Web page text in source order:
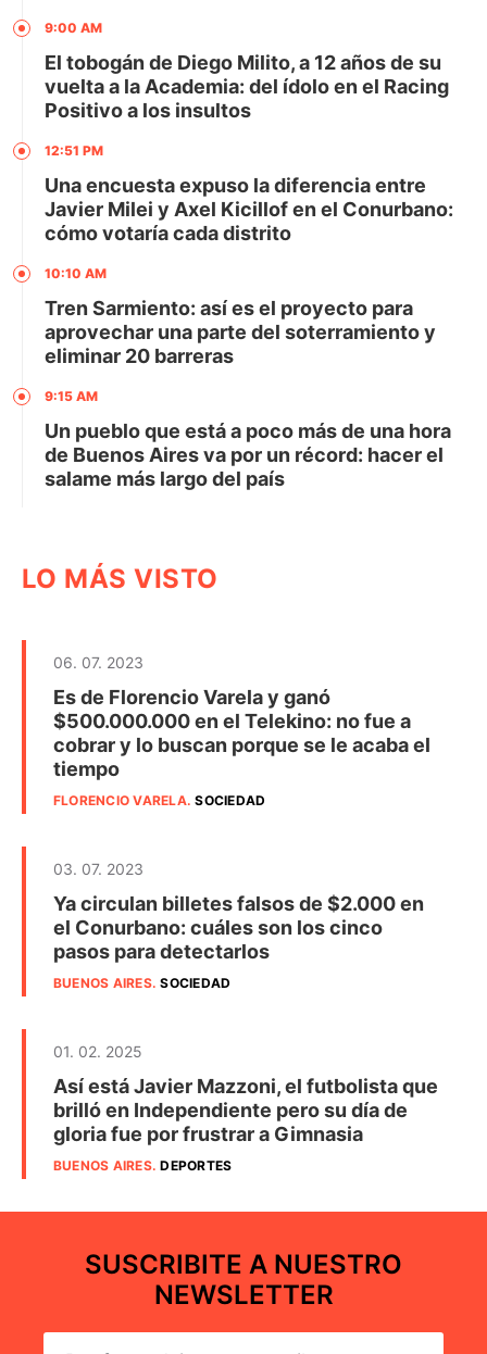
9:00 AM
El tobogán de Diego Milito, a 12 años de su
vuelta a la Academia: del ídolo en el Racing
Positivo a los insultos
12:51 PM
Una encuesta expuso la diferencia entre
Javier Milei y Axel Kicillof en el Conurbano:
cómo votaría cada distrito
10:10 AM
Tren Sarmiento: así es el proyecto para
aprovechar una parte del soterramiento y
eliminar 20 barreras
9:15 AM
Un pueblo que está a poco más de una hora
de Buenos Aires va por un récord: hacer el
salame más largo del país
LO MÁS VISTO
06. 07. 2023
Es de Florencio Varela y ganó
$500.000.000 en el Telekino: no fue a
cobrar y lo buscan porque se le acaba el
tiempo
FLORENCIO VARELA.SOCIEDAD
03. 07. 2023
Ya circulan billetes falsos de $2.000 en
el Conurbano: cuáles son los cinco
pasos para detectarlos
BUENOS AIRES.SOCIEDAD
01. 02. 2025
Así está Javier Mazzoni, el futbolista que
brilló en Independiente pero su día de
gloria fue por frustrar a Gimnasia
BUENOS AIRES.DEPORTES
SUSCRIBITE A NUESTRO
NEWSLETTER